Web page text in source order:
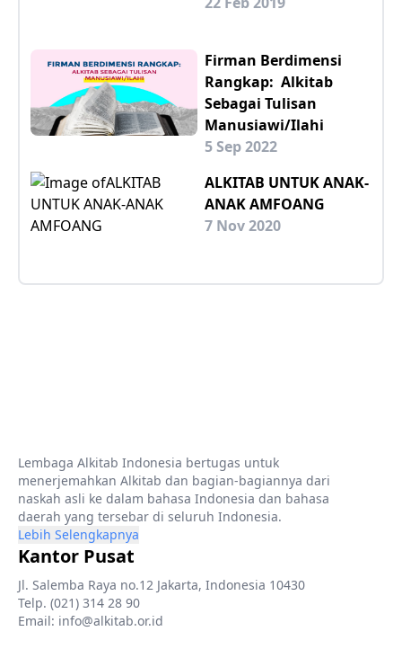
Firman Berdimensi
Rangkap: Alkitab
Sebagai Tulisan
Manusiawi/Ilahi
5 Sep 2022
ALKITAB UNTUK ANAK-
ANAK AMFOANG
7 Nov 2020
Lembaga Alkitab Indonesia bertugas untuk
menerjemahkan Alkitab dan bagian-bagiannya dari
naskah asli ke dalam bahasa Indonesia dan bahasa
daerah yang tersebar di seluruh Indonesia.
Lebih Selengkapnya
Kantor Pusat
Jl. Salemba Raya no.12 Jakarta, Indonesia 10430
Telp. (021) 314 28 90
Email: info@alkitab.or.id